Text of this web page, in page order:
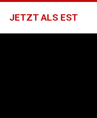
JETZT ALS EST